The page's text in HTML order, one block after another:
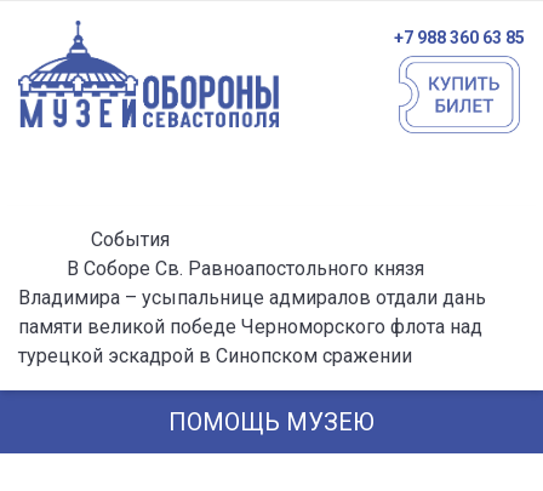
+7 988 360 63 85
События
В Соборе Св. Равноапостольного князя
Владимира – усыпальнице адмиралов отдали дань
памяти великой победе Черноморского флота над
турецкой эскадрой в Синопском сражении
ПОМОЩЬ МУЗЕЮ